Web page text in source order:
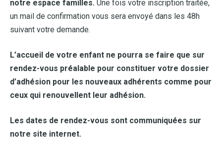
notre espace familles. Une fois votre inscription traitée,
un mail de confirmation vous sera envoyé dans les 48h
suivant votre demande.
L’accueil de votre enfant ne pourra se faire que sur
rendez-vous préalable pour constituer votre dossier
d’adhésion pour les nouveaux adhérents comme pour
ceux qui renouvellent leur adhésion.
Les dates de rendez-vous sont communiquées sur
notre site internet.